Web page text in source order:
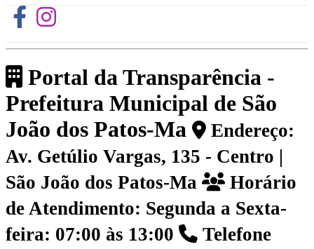
Portal da Transparência -
Prefeitura Municipal de São
João dos Patos-Ma
Endereço:
Av. Getúlio Vargas, 135 - Centro |
São João dos Patos-Ma
Horário
de Atendimento: Segunda a Sexta-
feira: 07:00 às 13:00
Telefone